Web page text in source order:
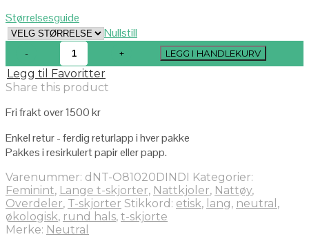
Størrelsesguide
Nullstill
LEGG I HANDLEKURV
Legg til Favoritter
Share this product
Fri frakt over 1500 kr
Enkel retur - ferdig returlapp i hver pakke
Pakkes i resirkulert papir eller papp.
Varenummer: dNT-O81020DINDI Kategorier:
Feminint, Lange t-skjorter, Nattkjoler, Nattøy,
Overdeler, T-skjorter Stikkord: etisk, lang, neutral ,
økologisk, rund hals, t-skjorte
Merke: Neutral